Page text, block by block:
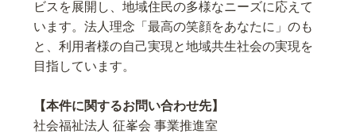
ビスを展開し、地域住民の多様なニーズに応えて
います。法人理念「最高の笑顔をあなたに」のも
と、利用者様の自己実現と地域共生社会の実現を
目指しています。
【本件に関するお問い合わせ先】
社会福祉法人 征峯会 事業推進室